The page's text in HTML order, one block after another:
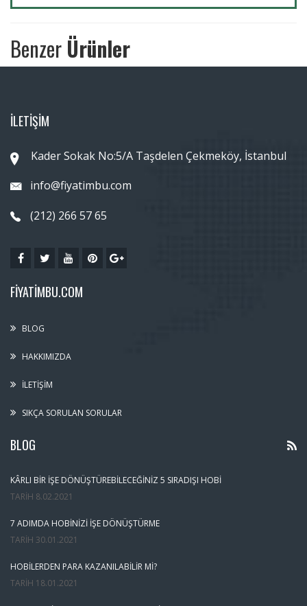
Benzer Ürünler
İLETİŞİM
Kader Sokak No:5/A Taşdelen Çekmeköy, İstanbul
info@fiyatimbu.com
(212) 266 57 65
FIYATIMBU.COM
BLOG
HAKKIMIZDA
İLETIŞIM
SIKÇA SORULAN SORULAR
BLOG
KÂRLI BIR İŞE DÖNÜŞTÜREBILECEĞINIZ 5 SIRADIŞI HOBI
TARIH 8.02.2021
7 ADIMDA HOBINIZI İŞE DÖNÜŞTÜRME
TARIH 30.01.2021
HOBILERDEN PARA KAZANILABILIR MI?
TARIH 18.01.2021